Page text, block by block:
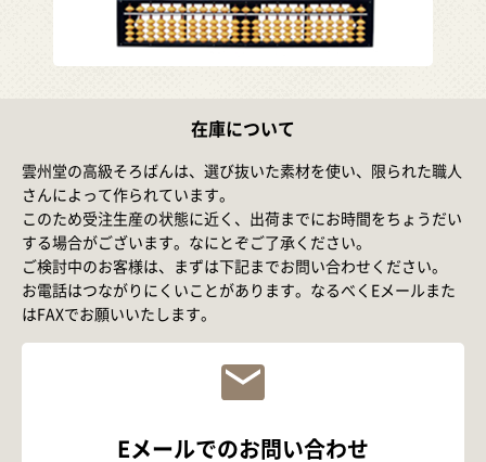
在庫について
雲州堂の高級そろばんは、選び抜いた素材を使い、限られた職人
さんによって作られています。
このため受注生産の状態に近く、出荷までにお時間をちょうだい
する場合がございます。なにとぞご了承ください。
ご検討中のお客様は、まずは下記までお問い合わせください。
お電話はつながりにくいことがあります。なるべくEメールまた
はFAXでお願いいたします。
Eメールでのお問い合わせ